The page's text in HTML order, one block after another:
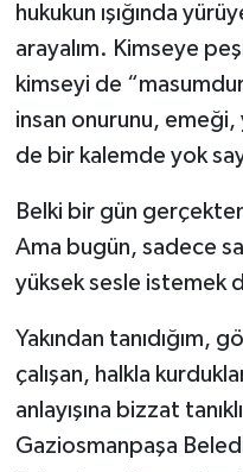
hukukun ışığında
arayalım. Kimseye
kimseyi de
insan onurunu,
de bir kalemde yok
Belki bir gün
Ama bugün, sadece
yüksek sesle istemek
Yakından tanıdığım,
çalışan, halkla
anlayışına bizzat
Gaziosmanpaşa